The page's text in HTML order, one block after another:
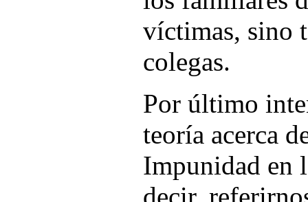
víctimas, sino
colegas.
Por último
teoría acerca
Impunidad en